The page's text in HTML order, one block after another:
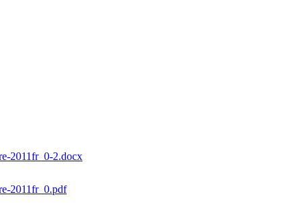
2011fr_0-2.docx
2011fr_0.pdf